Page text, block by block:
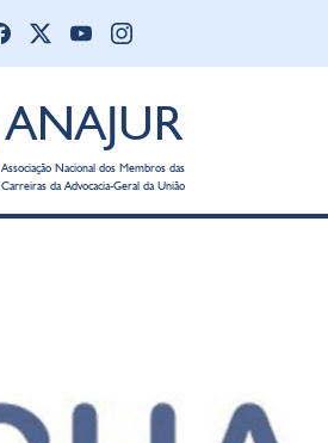
ANAJUR
Associação Nacional dos Membros das
Carreiras da Advocacia-Geral da União